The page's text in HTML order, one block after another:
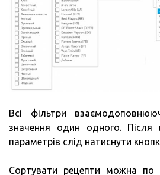
Всі фільтри
значення один одного. Після
параметрів слід натиснути
Сортувати рецепти можна по